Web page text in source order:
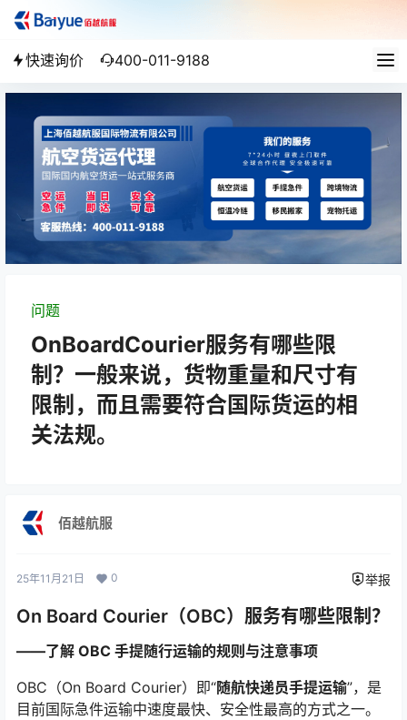
快速询价 400-011-9188
问题
OnBoardCourier服务有哪些限
制？一般来说，货物重量和尺寸有
限制，而且需要符合国际货运的相
关法规。
佰越航服
25年11月21日 0 举报
On Board Courier（OBC）服务有哪些限制？
——了解 OBC 手提随行运输的规则与注意事项
OBC（On Board Courier）即“随航快递员手提运输”，是
目前国际急件运输中速度最快、安全性最高的方式之一。